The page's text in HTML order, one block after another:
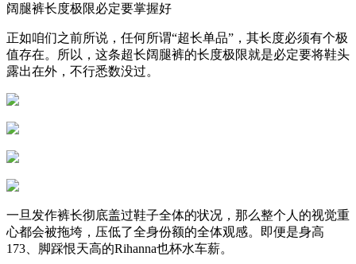
阔腿裤长度极限必定要掌握好
正如咱们之前所说，任何所谓“超长单品”，其长度必须有个极
值存在。所以，这条超长阔腿裤的长度极限就是必定要将鞋头
露出在外，不行悉数没过。
一旦发作裤长彻底盖过鞋子全体的状况，那么整个人的视觉重
心都会被拖垮，压低了全身份额的全体观感。即便是身高
173、脚踩恨天高的Rihanna也杯水车薪。